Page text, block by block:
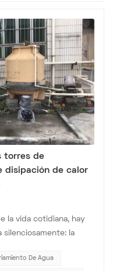
torres de
disipación de calor
la vida cotidiana, hay
la
en muchos
De Agua